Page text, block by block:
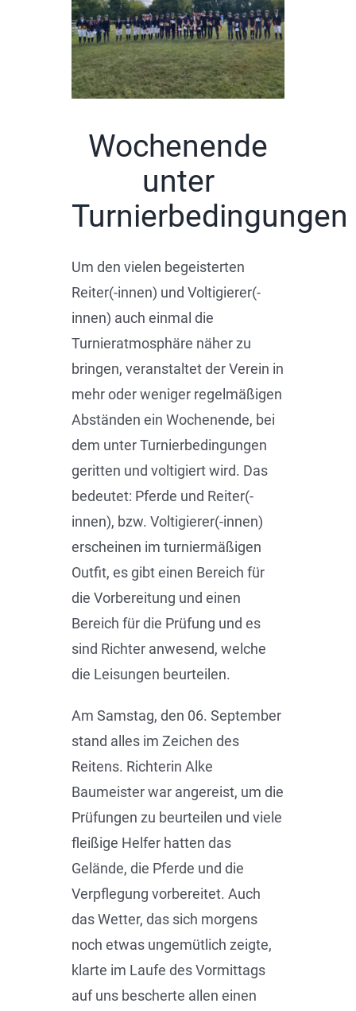
Fahren
Unsere Pferde
Der VereinWochenende
unter
Turnierbedingungen
Um den vielen begeisterten
Reiter(-innen) und Voltigierer(-
innen) auch einmal die
Turnieratmosphäre näher zu
bringen, veranstaltet der Verein in
mehr oder weniger regelmäßigen
Abständen ein Wochenende, bei
dem unter Turnierbedingungen
geritten und voltigiert wird. Das
bedeutet: Pferde und Reiter(-
innen), bzw. Voltigierer(-innen)
erscheinen im turniermäßigen
Outfit, es gibt einen Bereich für
die Vorbereitung und einen
Bereich für die Prüfung und es
sind Richter anwesend, welche
die Leisungen beurteilen.
Am Samstag, den 06. September
stand alles im Zeichen des
Reitens. Richterin Alke
Baumeister war angereist, um die
Prüfungen zu beurteilen und viele
fleißige Helfer hatten das
Gelände, die Pferde und die
Verpflegung vorbereitet. Auch
das Wetter, das sich morgens
noch etwas ungemütlich zeigte,
klarte im Laufe des Vormittags
auf uns bescherte allen einen